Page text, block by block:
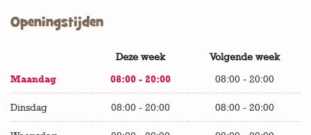
Openingstijden
Deze week Volgende week
Maandag 08:00 - 20:00 08:00 - 20:00
Dinsdag 08:00 - 20:00 08:00 - 20:00